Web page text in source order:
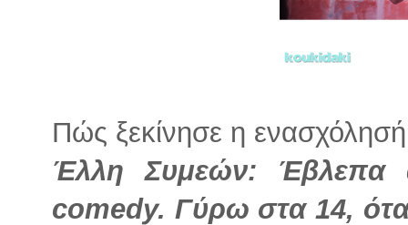
Πώς ξεκίνησε η
Έλλη Συμεών: Έβλεπα
comedy. Γύρω στα 14,